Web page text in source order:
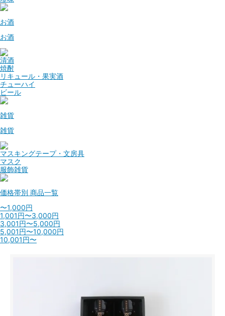
お酒
お酒
清酒
焼酎
リキュール・果実酒
チューハイ
ビール
雑貨
雑貨
マスキングテープ・文房具
マスク
服飾雑貨
価格帯別 商品一覧
〜1,000円
1,001円〜3,000円
3,001円〜5,000円
5,001円〜10,000円
10,001円〜